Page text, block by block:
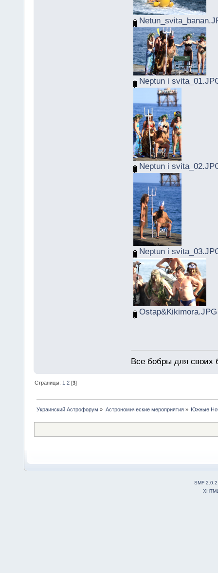
Neptun i
Neptun i
Neptun i
Ostap&Kikimora.JPG
Все бобры для своих
Страницы: 1 2 [3]
Украинский Астрофорум » Астрономические мероприятия» Южные
SMF 2.0.2